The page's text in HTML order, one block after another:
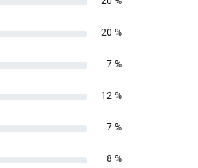
20 %
7 %
12 %
7 %
8 %